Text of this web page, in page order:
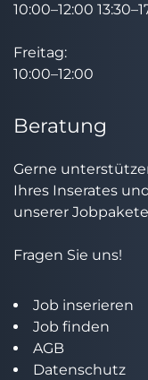
10:00–12:00
Freitag:
10:00–12:00
Beratung
Gerne
Ihres Inserates
unserer
Fragen Sie uns!
Job inserieren
Job finden
AGB
Datenschutz